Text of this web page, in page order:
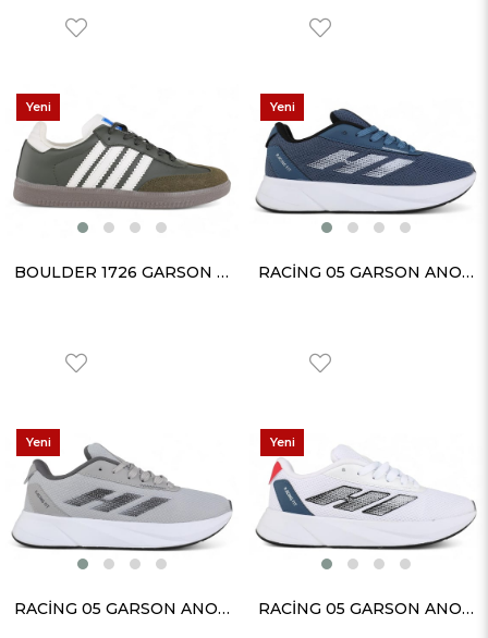
BOULDER 1726 GARSON CİLT HAKİ
Yeni
Ürün
RACİNG 05 GARSON ANORAK İNDİGO MAVİ
Yeni
Ürün
RACİNG 05 GARSON ANORAK BUZ BEYAZ
Yeni
Ürün
RACİNG 05 GARSON ANORAK BEYAZ KIRMIZI
Yeni
Ürün